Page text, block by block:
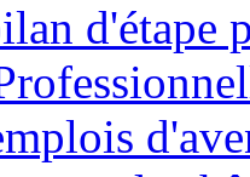
d'étape